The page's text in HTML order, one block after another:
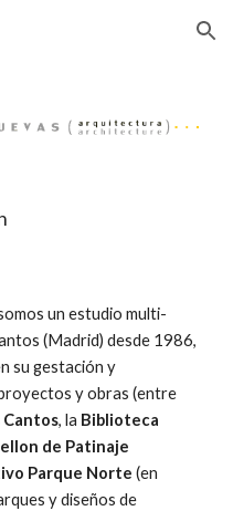
Skip to navigation
un estudio multi-
(Madrid) desde 1986,
su gestación y
y obras (entre
Cantos, la Biblioteca
de Patinaje
Parque Norte (en
y diseños de